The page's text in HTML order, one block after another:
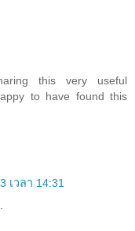
this very useful
to have found this
เวลา 14:31